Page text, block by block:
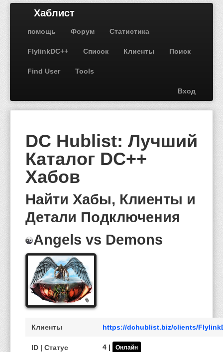
Хаблист
помощь Форум Статистика
FlylinkDC++ Список Клиенты Поиск
Find User Tools
Вход
DC Hublist: Лучший
Каталог DC++
Хабов
Найти Хабы, Клиенты и
Детали Подключения
Angels vs Demons
Клиенты https://dchublist.biz/clients/
ID | Статус 4 | Онлайн